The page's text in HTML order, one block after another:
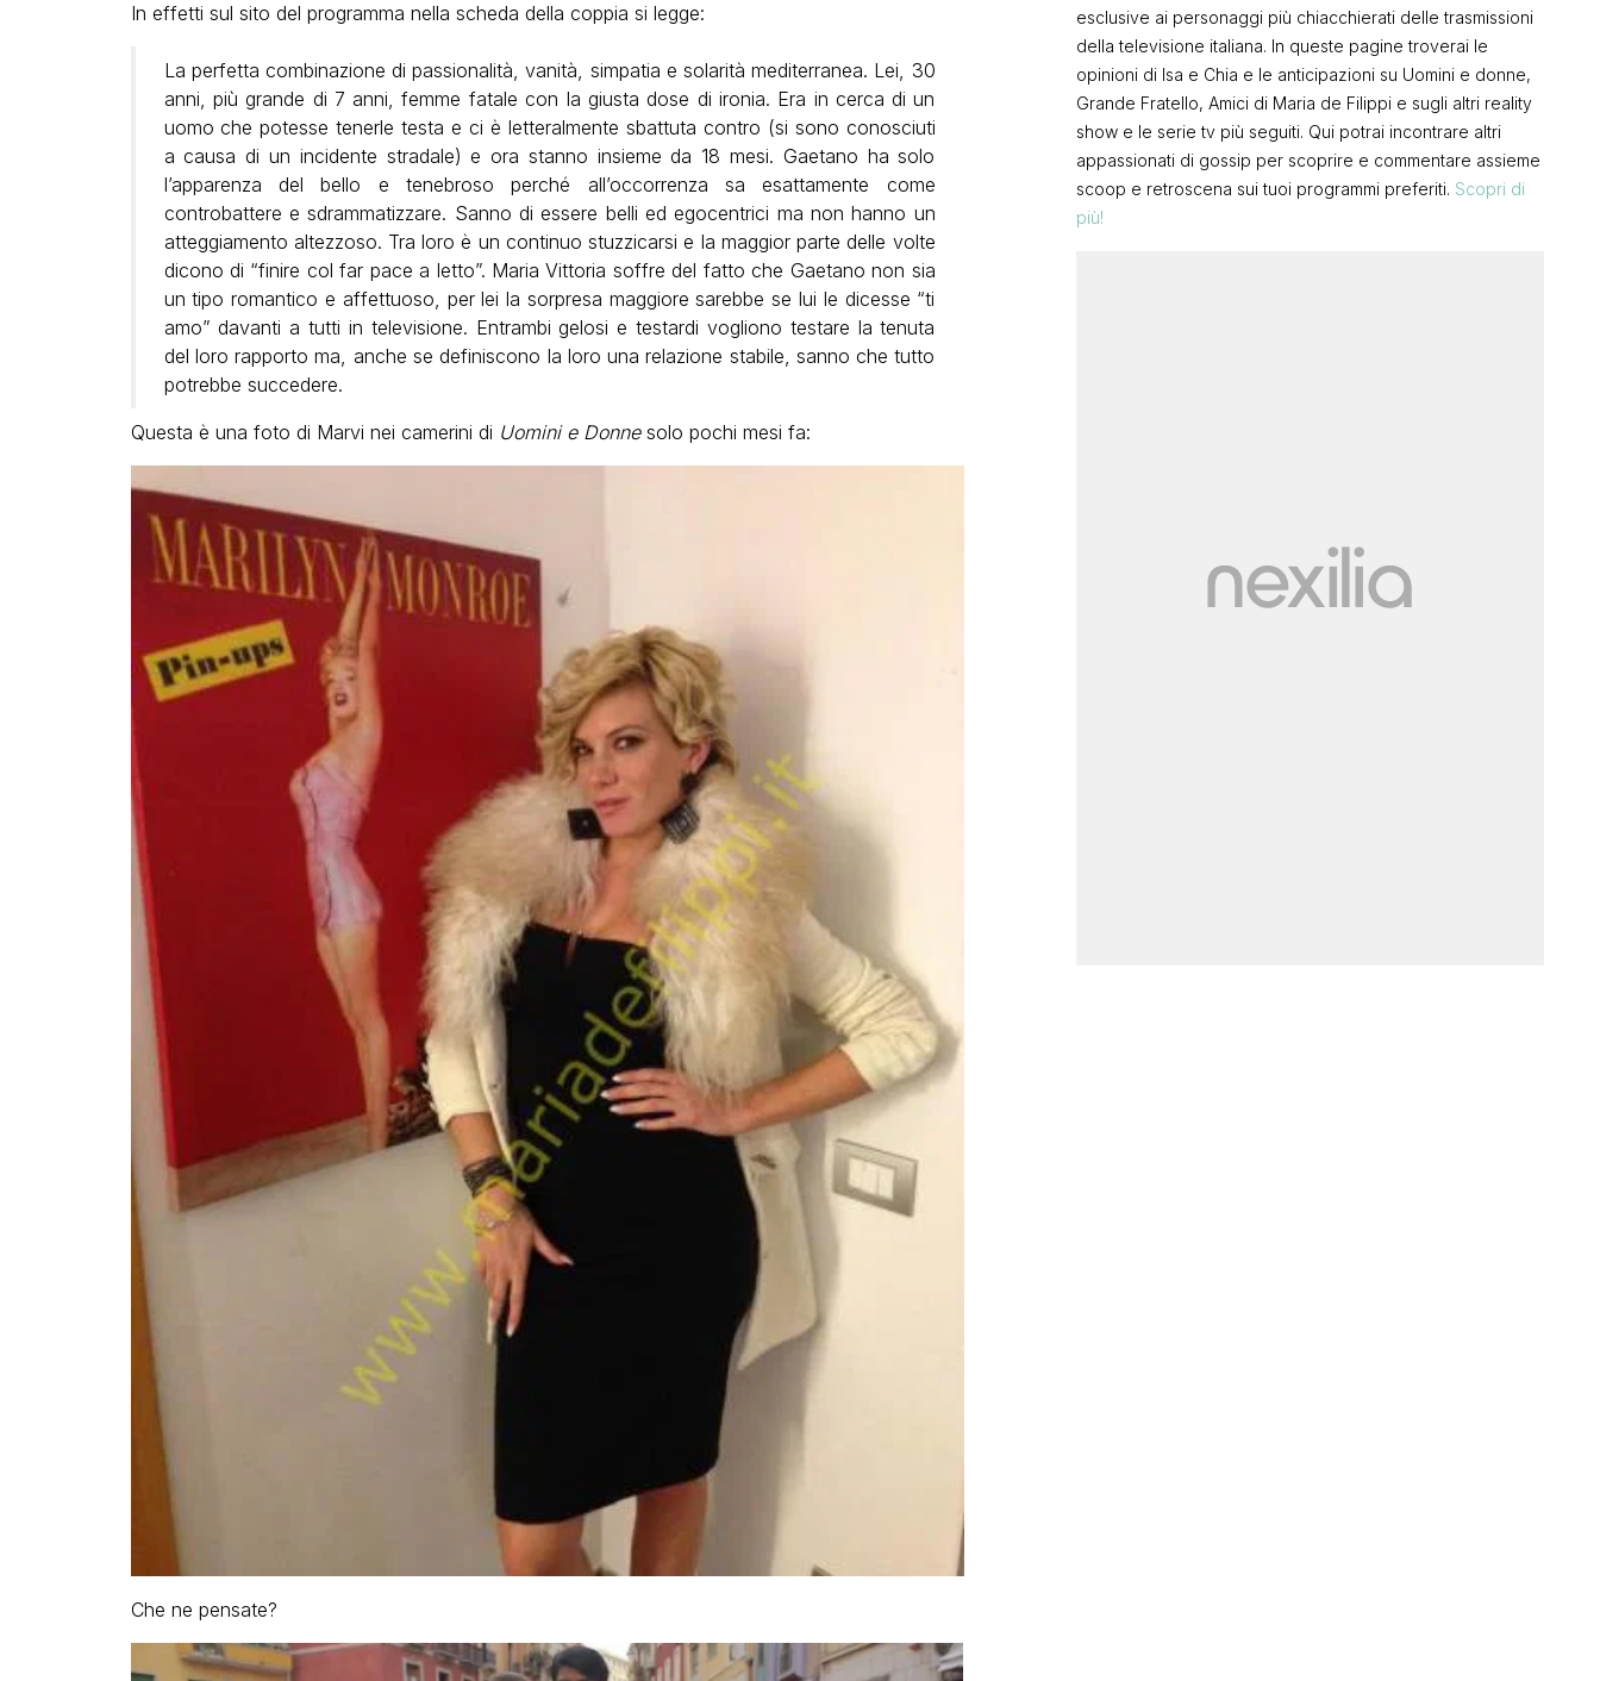
In effetti sul sito del programma nella scheda della coppia si legge:
La perfetta combinazione di passionalità, vanità, simpatia e solarità mediterranea. Lei, 30
anni, più grande di 7 anni, femme fatale con la giusta dose di ironia. Era in cerca di un
uomo che potesse tenerle testa e ci è letteralmente sbattuta contro (si sono conosciuti
a causa di un incidente stradale) e ora stanno insieme da 18 mesi. Gaetano ha solo
l’apparenza del bello e tenebroso perché all’occorrenza sa esattamente come
controbattere e sdrammatizzare. Sanno di essere belli ed egocentrici ma non hanno un
atteggiamento altezzoso. Tra loro è un continuo stuzzicarsi e la maggior parte delle volte
dicono di “finire col far pace a letto”. Maria Vittoria soffre del fatto che Gaetano non sia
un tipo romantico e affettuoso, per lei la sorpresa maggiore sarebbe se lui le dicesse “ti
amo” davanti a tutti in televisione. Entrambi gelosi e testardi vogliono testare la tenuta
del loro rapporto ma, anche se definiscono la loro una relazione stabile, sanno che tutto
potrebbe succedere.
Questa è una foto di Marvi nei camerini di Uomini e Donnesolo pochi mesi fa:
Che ne pensate?
esclusive ai personaggi più chiacchierati delle trasmissioni
della televisione italiana. In queste pagine troverai le
opinioni di Isa e Chia e le anticipazioni su Uomini e donne,
Grande Fratello, Amici di Maria de Filippi e sugli altri reality
show e le serie tv più seguiti. Qui potrai incontrare altri
appassionati di gossip per scoprire e commentare assieme
scoop e retroscena sui tuoi programmi preferiti. Scopri di
più!